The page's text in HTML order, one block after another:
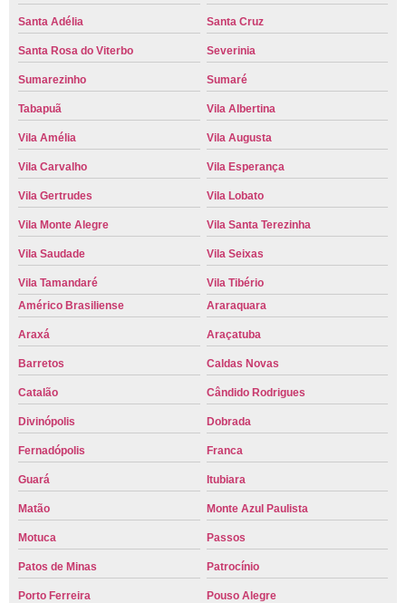
Santa Adélia Santa Cruz
Santa Rosa do Viterbo Severinia
Sumarezinho Sumaré
Tabapuã Vila Albertina
Vila Amélia Vila Augusta
Vila Carvalho Vila Esperança
Vila Gertrudes Vila Lobato
Vila Monte Alegre Vila Santa Terezinha
Vila Saudade Vila Seixas
Vila Tamandaré
Vila Tibério
Américo Brasiliense
Araraquara
Araxá Araçatuba
Barretos Caldas Novas
Catalão Cândido Rodrigues
Divinópolis Dobrada
Fernadópolis Franca
Guará Itubiara
Matão Monte Azul Paulista
Motuca Passos
Patos de Minas Patrocínio
Porto Ferreira Pouso Alegre